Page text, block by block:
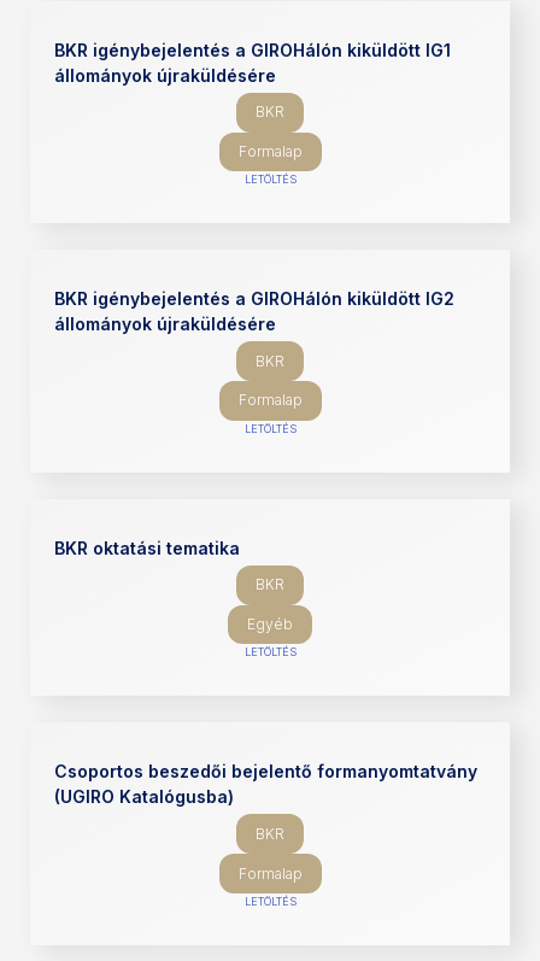
BKR igénybejelentés a GIROHálón kiküldött IG1
állományok újraküldésére
BKR
Formalap
LETÖLTÉS
BKR igénybejelentés a GIROHálón kiküldött IG2
állományok újraküldésére
BKR
Formalap
LETÖLTÉS
BKR oktatási tematika
BKR
Egyéb
LETÖLTÉS
Csoportos beszedői bejelentő formanyomtatvány
(UGIRO Katalógusba)
BKR
Formalap
LETÖLTÉS